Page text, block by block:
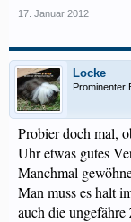
17. Januar 2012
Locke
Prominenter
Probier doch mal,
Uhr etwas gutes
Manchmal
Man muss es halt
auch die ungefähre